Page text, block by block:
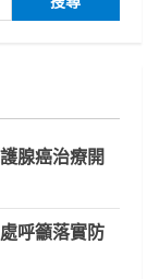
腺癌治療開
呼籲落實防